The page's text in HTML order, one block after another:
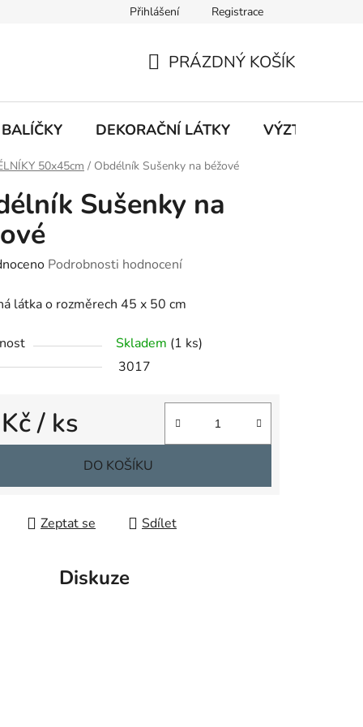
Přihlášení Registrace
KOŠÍK
PRÁZDNÝ KOŠÍK
DEKORAČNÍ LÁTKY VÝZTUHY
50x45cm / Obdélník Sušenky na béžové
Sušenky na
Podrobnosti hodnocení
látka o rozměrech 45 x 50 cm
Skladem (1 ks)
3017
/ ks
DO KOŠÍKU
Zeptat se Sdílet
Diskuze